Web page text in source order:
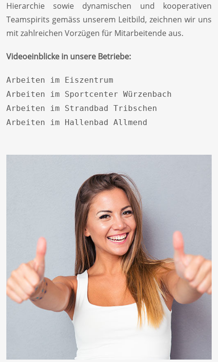
Hierarchie sowie dynamischen und kooperativen
Teamspirits gemäss unserem Leitbild, zeichnen wir uns
mit zahlreichen Vorzügen für Mitarbeitende aus.
Videoeinblicke in unsere Betriebe:
Arbeiten im Eiszentrum
Arbeiten im Sportcenter Würzenbach
Arbeiten im Strandbad Tribschen
Arbeiten im Hallenbad Allmend